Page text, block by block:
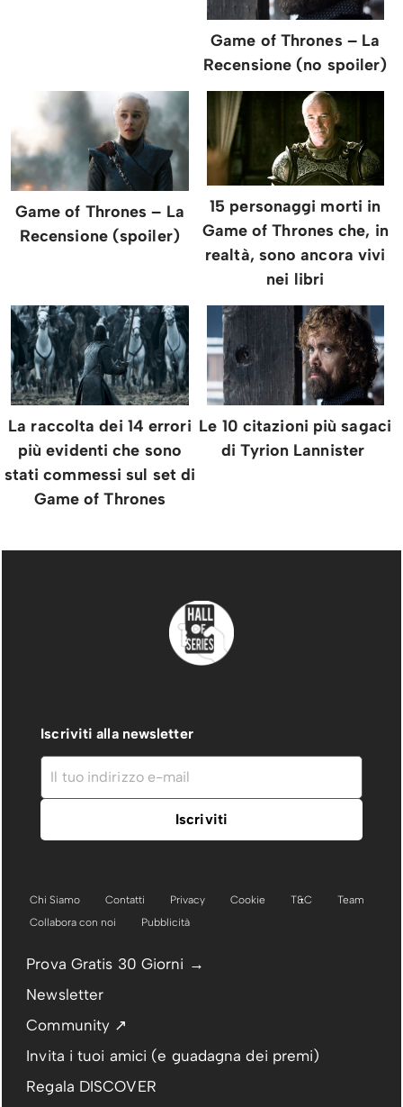
Game of Thrones – La
Recensione (no spoiler)
Game of Thrones – La
Recensione (spoiler)
15 personaggi morti in
Game of Thrones che, in
realtà, sono ancora vivi
nei libri
La raccolta dei 14 errori
più evidenti che sono
stati commessi sul set di
Game of Thrones
Le 10 citazioni più sagaci
di Tyrion Lannister
Iscriviti alla newsletter
Chi Siamo Contatti Privacy Cookie T&C
Team
Collabora con noi
Pubblicità
Prova Gratis 30 Giorni →
Newsletter
Community ↗
Invita i tuoi amici (e guadagna dei premi)
Regala DISCOVER